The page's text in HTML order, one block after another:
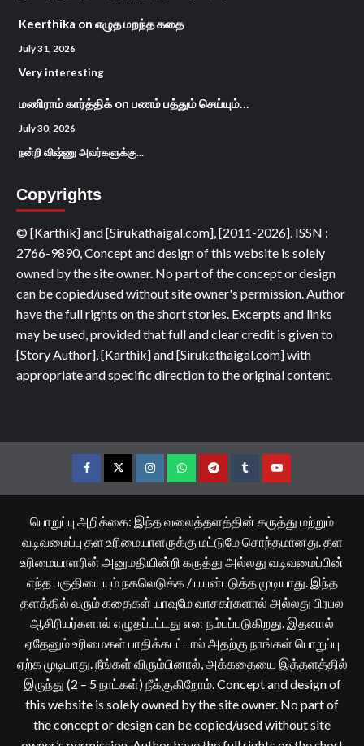
Keerthika on எழுத மறந்த கதை
July 31, 2026
Very interesting
மணிராம் கார்த்திக்on பணம் பத்தும் செய்யும்…
July 30, 2026
நன்றி விஷ்ணு அவர்களுக்கு...
Copyrights
© [Karthik] and [Sirukathaigal.com], [2011-2026]. ISSN :
2766-9890, Concept and design of this website is solely
owned by the site owner. No part of the concept or design
can be copied/used without site owner's permission. Author
have the full rights on the short stories. Excerpts and links
may be used, provided that full and clear credit is given to
[Story Author], [Karthik] and [Sirukathaigal.com] with
appropriate and specific direction to the original content.
FacebookTwitterInstagramWhatsappTelegramTumblrYouTube
பொறுப்பு அறிக்கை: இந்த வலைத்தளத்தின் கருத்து மற்றும்
வடிவமைப்பு தள உரிமையாளருக்கு மட்டுமே சொந்தமானது. தள
உரிமையாளரின் அனுமதியின்றி கருத்து அல்லது வடிவமைப்பின்
எந்த பகுதியையும் நகலெடுக்க / பயன்படுத்த முடியாது. இந்த
தளத்தில் வரும் கதைகள் யாவுமே வாசகர்களால் அல்லது பிரபல
ஆசிரியர்களால் எழுதப்பட்டது என நம்பப்படுகிறது. இதனால்
ஏதேனும் உரிமைகள் பாதிக்கபட்டால் அதற்கு நாங்கள் பொறுப்பு
ஏற்க முடியாது. நீங்கள் விரும்பினால், அக்கதையை இத்தளத்தில்
இருந்து (2 – 5 நாட்கள்) நீக்குகிறோம். Concept and design of
this website is solely owned by the site owner. No part of
the concept or design can be copied/used without site